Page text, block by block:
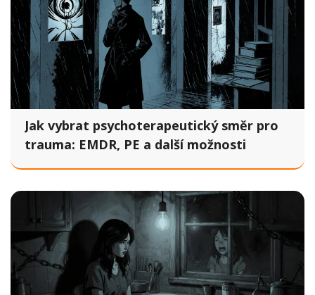
Jak vybrat psychoterapeutický směr pro
trauma: EMDR, PE a další možnosti